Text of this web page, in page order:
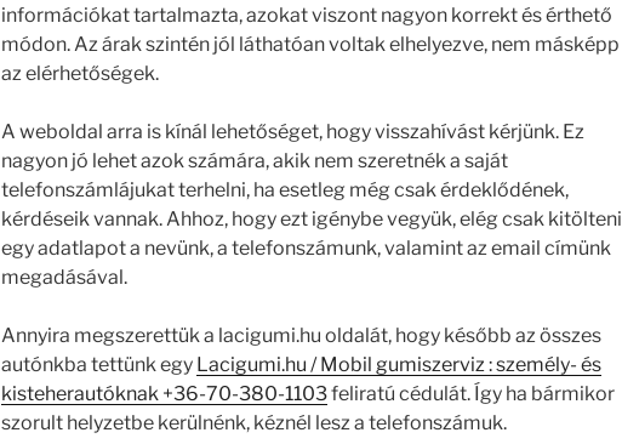
információkat tartalmazta, azokat viszont nagyon korrekt és érthető
módon. Az árak szintén jól láthatóan voltak elhelyezve, nem másképp
az elérhetőségek.
A weboldal arra is kínál lehetőséget, hogy visszahívást kérjünk. Ez
nagyon jó lehet azok számára, akik nem szeretnék a saját
telefonszámlájukat terhelni, ha esetleg még csak érdeklődének,
kérdéseik vannak. Ahhoz, hogy ezt igénybe vegyük, elég csak kitölteni
egy adatlapot a nevünk, a telefonszámunk, valamint az email címünk
megadásával.
Annyira megszerettük a lacigumi.hu oldalát, hogy később az összes
autónkba tettünk egy Lacigumi.hu / Mobil gumiszerviz : személy- és
kisteherautóknak +36-70-380-1103feliratú cédulát. Így ha bármikor
szorult helyzetbe kerülnénk, kéznél lesz a telefonszámuk.